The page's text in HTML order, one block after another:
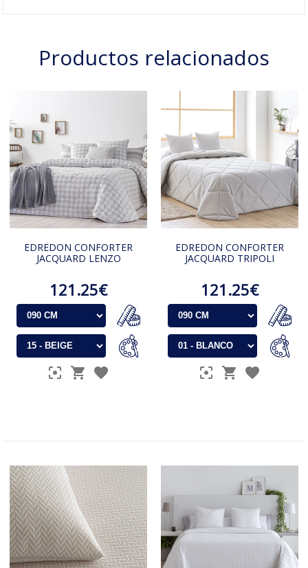
Productos relacionados
EDREDON CONFORTER
JACQUARD LENZO
121.25€
EDREDON CONFORTER
JACQUARD TRIPOLI
121.25€